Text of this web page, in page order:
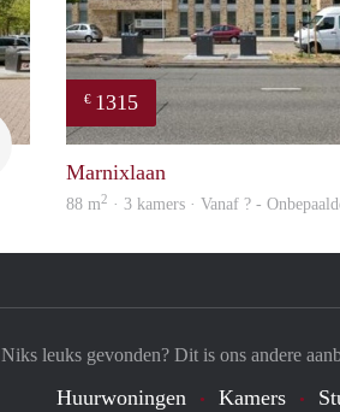
finder
€ 1315
Marnixlaan
88 m2 · 3 kamers · Vanaf ? -
Niks leuks gevonden? Dit is ons andere
Huurwoningen Kamers